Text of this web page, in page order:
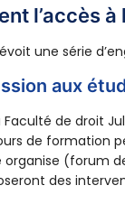
l’accès
une série
aux
Faculté de
de formation
(forum
des